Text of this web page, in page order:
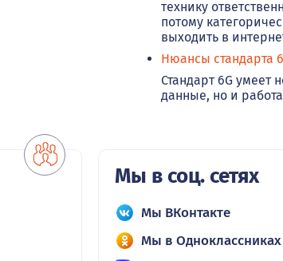
технику
потому
выходить в
Нюансы стандарта
Стандарт 6G умеет
данные, но и
Мы в соц. сетях
Мы ВКонтакте
Мы в Одноклассниках